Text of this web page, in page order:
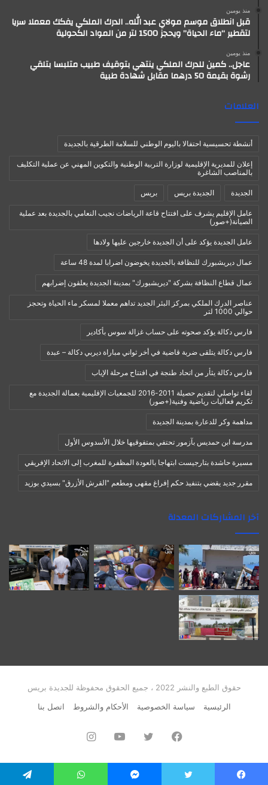
منذ يومين
قبل انطلاق موسم مولاي عبد الله.. الدرك الملكي يفكك معملا سريا
لتقطير “ماء الحياة” ويحجز 1500 لتر من المواد الكحولية
منذ يومين
عاجل.. كمين للدرك الملكي ينتهي بتوقيف طبيب متلبسا بتلقي
رشوة بقيمة 50 درهما مقابل شهادة طبية
العلامات
أنشطة تحسيسية احتفالا باليوم الوطني للسلامة الطرقية بالجديدة
إعلان للمديرية الإقليمية لوزارة التربية الوطنية والتكوين المهني عن عملية التكليف
بالمناصب الشاغرة
الجديدة الجديدة بريس بريس
عامل الإقليم يشرف على افتتاح قاعة الرياضات نجيب النعامي بالجديدة بعد عملية
الصيانة(+صور)
عامل الجديدة يؤكد على أن الجديدة خارجين عليها ولادها
عمال ديريشبورك للنظافة بالجديدة يخوضون اضرابا لمدة 48 ساعة
عمال قطاع النظافة بشركة "ديريشبورك" بمدينة الجديدة يعلقون إضرابهم
عناصر الدرك الملكي بمركز البئر الجديد تداهم معملا لمسكر ماء الحياة وتحجز
حوالي 1000 لتر
فارس دكالة يؤكد صحوته على حساب غزالة سوس بأكادير
فارس دكالة يتلقى ضربة قاضية في أخر ثواني مباراة ديربي دكالة – عبدة
فارس دكالة يثأر من اتحاد طنجة في افتتاح مرحلة الإياب
لقاء تواصلي لتقديم حصيلة 2011-2016 للجمعيات الإقليمية بعمالة الجديدة مع
تكريم فعاليات رياضية وفنية(+صور)
مداهمة وكر للدعارة بمدينة الجديدة
مدرسة ابن حمديس بآزمور تحتفي بمتفوقيها خلال الأسدوس الأول
مسيرة حاشدة بتارجيست ابتهاجا بالعودة المظفرة للمغرب إلى الاتحاد الإفريقي
مقرر جديد يقضي بتنفيذ حكم إفراغ مقهى ومطعم "القرش الأزرق" بسيدي بوزيد
آخر المشاركات المعدلة
حقوق الطبع والنشر 2022 ، جميع الحقوق محفوظة للجديدة بريس
الرئيسية
سياسة الخصوصية الأحكام والشروط اتصل بنا
فيسبوك تويتر يوتيوب